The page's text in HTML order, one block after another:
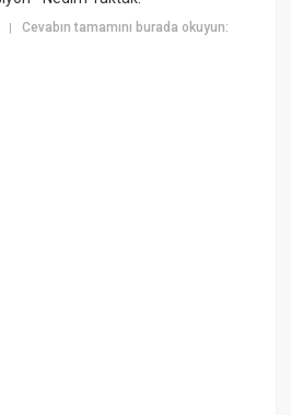
|Cevabın tamamını burada okuyun: